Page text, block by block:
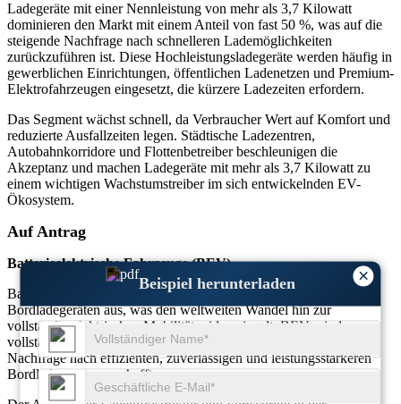
×
Beispiel herunterladen
Ladegeräte mit einer Nennleistung von mehr als 3,7 Kilowatt
dominieren den Markt mit einem Anteil von fast 50 %, was auf die
steigende Nachfrage nach schnelleren Lademöglichkeiten
zurückzuführen ist. Diese Hochleistungsladegeräte werden häufig in
gewerblichen Einrichtungen, öffentlichen Ladenetzen und Premium-
Elektrofahrzeugen eingesetzt, die kürzere Ladezeiten erfordern.
Das Segment wächst schnell, da Verbraucher Wert auf Komfort und
reduzierte Ausfallzeiten legen. Städtische Ladezentren,
Autobahnkorridore und Flottenbetreiber beschleunigen die
Akzeptanz und machen Ladegeräte mit mehr als 3,7 Kilowatt zu
einem wichtigen Wachstumstreiber im sich entwickelnden EV-
Ökosystem.
Auf Antrag
Batterieelektrische Fahrzeuge (BEV)
Batterieelektrische Fahrzeuge machen etwa 60 % des Bedarfs an
Bordladegeräten aus, was den weltweiten Wandel hin zur
vollständig elektrischen Mobilität widerspiegelt. BEVs sind
vollständig auf elektrisches Laden angewiesen, was eine starke
Nachfrage nach effizienten, zuverlässigen und leistungsstärkeren
Bordladesystemen schafft.